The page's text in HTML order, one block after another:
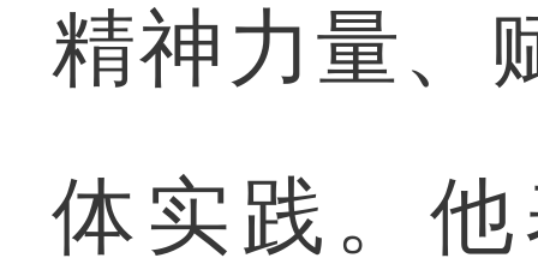
精神力量、
体实践。